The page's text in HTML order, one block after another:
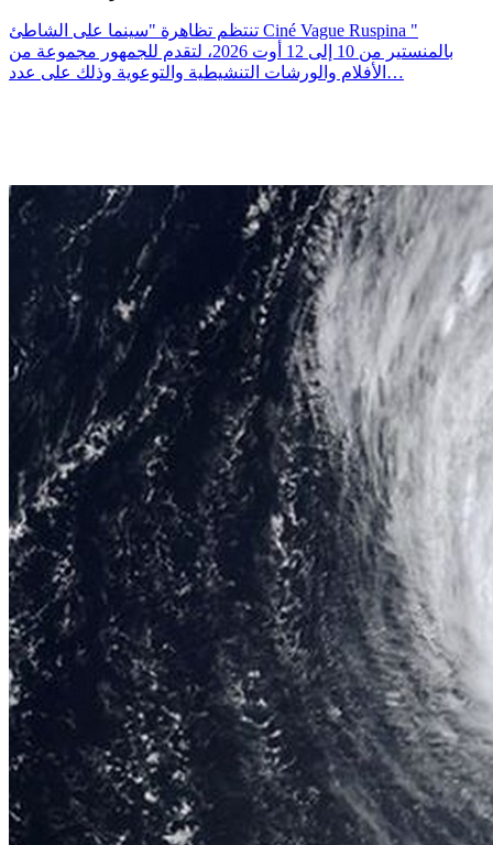
تنتظم تظاهرة "سينما على الشاطئ Ciné Vague Ruspina "
بالمنستير من 10 إلى 12 أوت 2026، لتقدم للجمهور مجموعة من
الأفلام والورشات التنشيطية والتوعوية وذلك على عدد…